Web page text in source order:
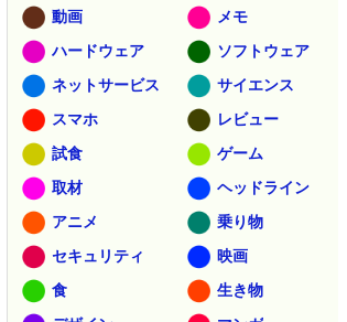
動画
メモ
ハードウェア
ソフトウェア
ネットサービス
サイエンス
スマホ
レビュー
試食
ゲーム
取材
ヘッドライン
アニメ
乗り物
セキュリティ
映画
食
生き物